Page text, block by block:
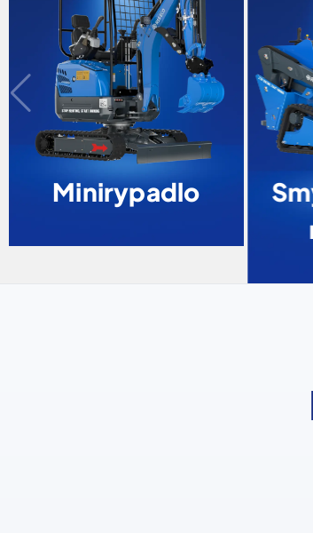
Minirypadlo